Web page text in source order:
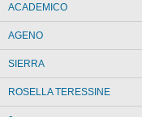
ACADEMICO
AGENO
SIERRA
ROSELLA TERESSINE